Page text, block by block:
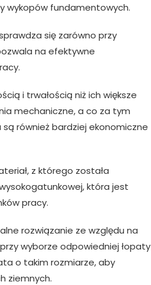
wykopów fundamentowych.
się zarówno przy
na efektywne
i trwałością niż ich większe
mechaniczne, a co za tym
również bardziej ekonomiczne
z którego została
która jest
pracy.
rozwiązanie ze względu na
wyborze odpowiedniej łopaty
o takim rozmiarze, aby
ziemnych.